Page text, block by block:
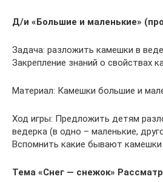
Д/и «Большие и маленькие»
Задача: разложить камешки в
Закрепление знаний о свойствах
Материал: Камешки большие и
Ход игры: Предложить детям
ведерка (в одно – маленькие,
Вспомнить какие бывают
Тема «Снег — снежок»